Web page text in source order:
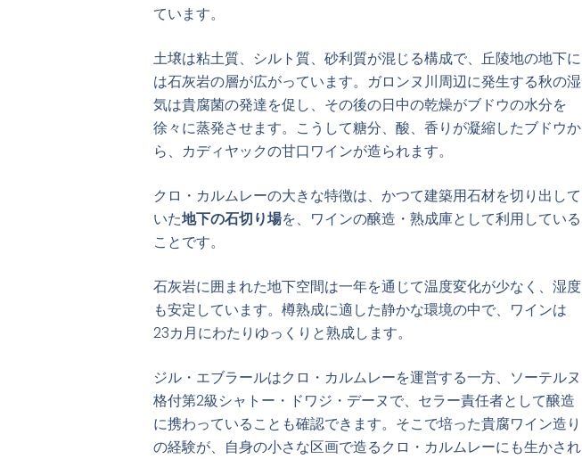
ています。
土壌は粘土質、シルト質、砂利質が混じる構成で、丘陵地の地下に
は石灰岩の層が広がっています。ガロンヌ川周辺に発生する秋の湿
気は貴腐菌の発達を促し、その後の日中の乾燥がブドウの水分を
徐々に蒸発させます。こうして糖分、酸、香りが凝縮したブドウか
ら、カディヤックの甘口ワインが造られます。
クロ・カルムレーの大きな特徴は、かつて建築用石材を切り出して
いた地下の石切り場を、ワインの醸造・熟成庫として利用している
ことです。
石灰岩に囲まれた地下空間は一年を通じて温度変化が少なく、湿度
も安定しています。樽熟成に適した静かな環境の中で、ワインは
23カ月にわたりゆっくりと熟成します。
ジル・エブラールはクロ・カルムレーを運営する一方、ソーテルヌ
格付第2級シャトー・ドワジ・デーヌで、セラー責任者として醸造
に携わっていることも確認できます。そこで培った貴腐ワイン造り
の経験が、自身の小さな区画で造るクロ・カルムレーにも生かされ